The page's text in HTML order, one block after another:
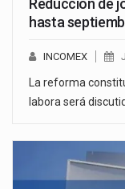
Reducción de
hasta
INCOMEX
La reforma
labora será